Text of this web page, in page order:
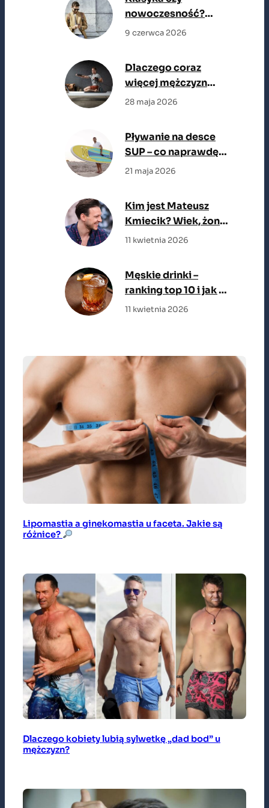
nowoczesność?
Jakie marynarki
9 czerwca 2026
Dlaczego coraz
więcej mężczyzn
wybiera reformer
28 maja 2026
Pływanie na desce
SUP – co naprawdę
trzeba wiedzieć,
21 maja 2026
Kim jest Mateusz
Kmiecik? Wiek, żona,
filmy
11 kwietnia 2026
Męskie drinki –
ranking top 10 i jak je
zrobić
11 kwietnia 2026
Lipomastia a ginekomastia u faceta. Jakie są
różnice?
Dlaczego kobiety lubią sylwetkę „dad bod” u
mężczyzn?